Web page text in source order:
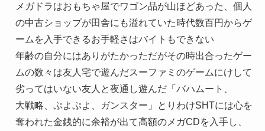
メガドラはおもちゃ屋でワゴン品が山ほどあった、個人
の中古ショップが田舎にも溢れていた時代数百円からゲ
ームを入手できるお手軽さはバイトもできない
年齢の自分にはありがたかっただがその時出合ったゲー
ムの数々は友人宅で遊んだスーファミのゲームにけして
劣ってはいない友人と夜通し遊んだ「バハムート、
大戦略、ぷよぷよ、ガンスター」とりわけSHTには心を
奪われた金銭的に余裕が出て高額のメガCDを入手し、